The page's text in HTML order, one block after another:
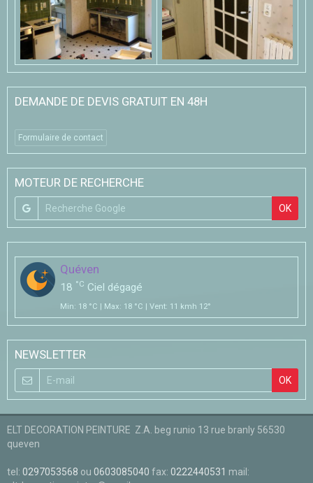
DEMANDE DE DEVIS GRATUIT EN 48H
Formulaire de contact
MOTEUR DE RECHERCHE
OK
Quéven
18 °C Ciel dégagé
Min: 18 °C | Max: 18 °C | Vent: 11 kmh 12°
NEWSLETTER
OK
ELT DECORATION PEINTURE Z.A. beg runio 13 rue branly 56530
queven
tel: 0297053568 ou 0603085040 fax: 0222440531 mail: